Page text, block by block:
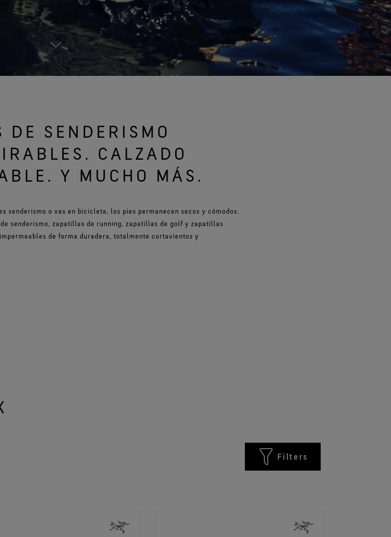
Ver todas las tecnologías de
prendas exteriores
Ver todas las tecnologías de
calzado
Comodidad extraordinaria.
Ver todas las tecnologías de
guantes
DE SENDERISMO
CALZADO
Y MUCHO MÁS.
senderismo o vas en bicicleta, los pies permanecen secos y cómodos.
senderismo, zapatillas de running, zapatillas de golf y zapatillas
de forma duradera, totalmente cortavientos y
Filters